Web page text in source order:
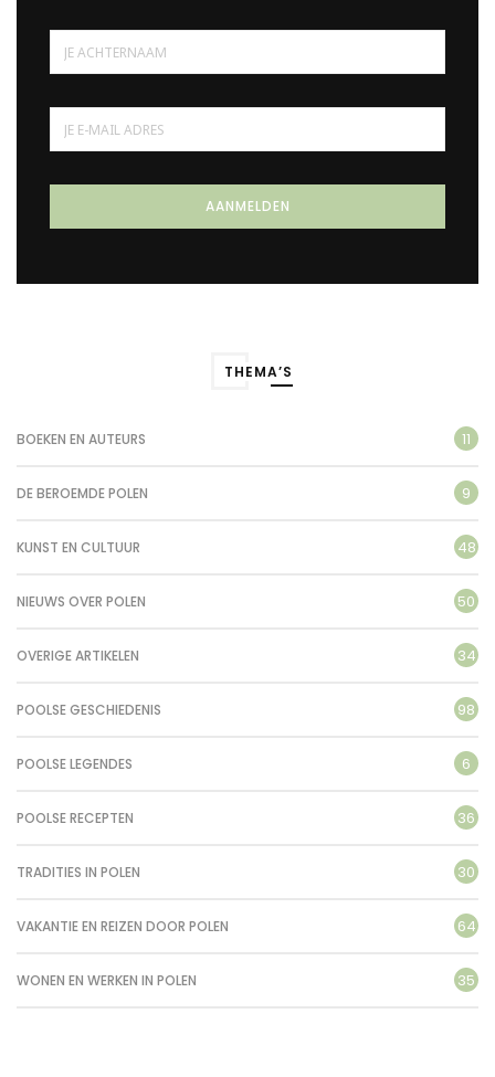
THEMA’S
BOEKEN EN AUTEURS 11
DE BEROEMDE POLEN 9
KUNST EN CULTUUR 48
NIEUWS OVER POLEN 50
OVERIGE ARTIKELEN 34
POOLSE GESCHIEDENIS 98
POOLSE LEGENDES 6
POOLSE RECEPTEN 36
TRADITIES IN POLEN 30
VAKANTIE EN REIZEN DOOR POLEN 64
WONEN EN WERKEN IN POLEN 35